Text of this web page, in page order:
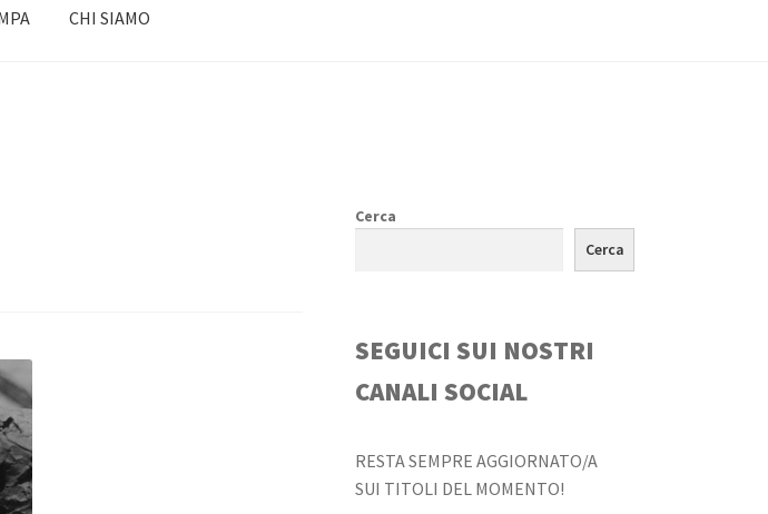
CHI SIAMO
Cerca
Cerca
SEGUICI SUI NOSTRI
CANALI SOCIAL
RESTA SEMPRE AGGIORNATO/A
SUI TITOLI DEL MOMENTO!